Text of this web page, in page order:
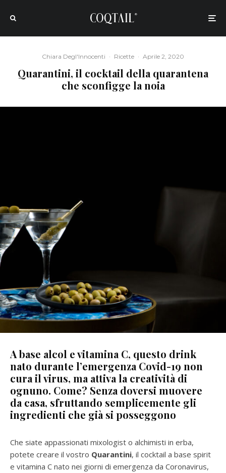
Chiara Degl'Innocenti · Ricette · Aprile 2, 2020
Quarantini, il cocktail della quarantena
che sconfigge la noia
A base alcol e vitamina C, questo drink
nato durante l’emergenza Covid-19 non
cura il virus, ma attiva la creatività di
ognuno. Come? Senza doversi muovere
da casa, sfruttando semplicemente gli
ingredienti che già si posseggono
Che siate appassionati mixologist o alchimisti in erba,
potete creare il vostro Quarantini, il cocktail a base spirit
e vitamina C nato nei giorni di emergenza da Coronavirus,